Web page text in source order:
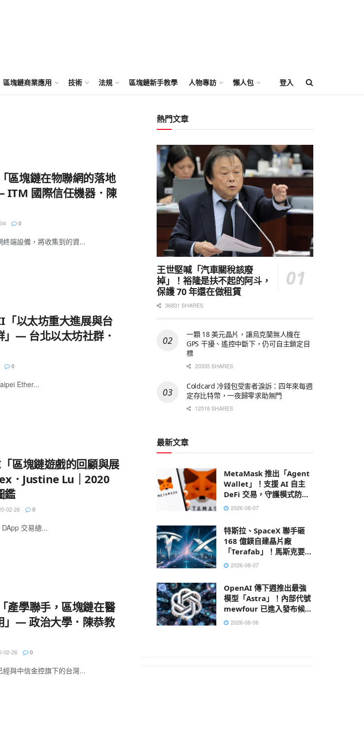
區塊鏈商業應用 技術 法規 區塊鏈新手教學 人物專訪 懶人包 登入
區塊鏈在物聯網的落地
ITM 國際信任機器．陳
0
端設備，將收集到的資...
以太坊重大進展與台
」— 台北以太坊社群．
0
Ether...
區塊鏈遊戲的回顧與展
．Justine Lu｜2020
鑑
02-26 0
交易總...
產學聯手，區塊鏈在醫
」— 政治大學．陳恭教
02-26 0
與中信金控旗下的台灣...
熱門文章
王世堅喊「汽車關稅該廢
掉」！裕隆是扶不起的阿斗，
保護 70 年還在做租賃
36831 SHARES
一顆 18 美元晶片，讓烏克蘭無人機在
GPS 干擾、遙控中斷下，仍可自主鎖定目
標
20335 SHARES
Coldcard 冷錢包受害者淚訴：四年來每週
定存比特幣，一夜歸零求助無門
12518 SHARES
最新文章
MetaMask 推出「Agent
Wallet」！支援 AI 自主
DeFi 交易，守護模式防禦
鏈上風險
2026-08-07
特斯拉、SpaceX 聯手砸
168 億鎂自建晶片廠
「Terafab」！馬斯克要打
造地表最大建築
2026-08-07
OpenAI 傳下週推出最強
模型「Astra」！內部代號
mewfour 已進入發布候選
階段2026-08-06